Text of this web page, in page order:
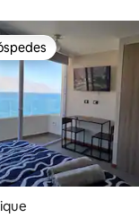
dos hóspedes